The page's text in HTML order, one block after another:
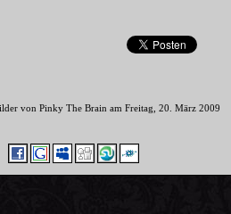
von Pinky The Brain am Freitag, 20. März 2009